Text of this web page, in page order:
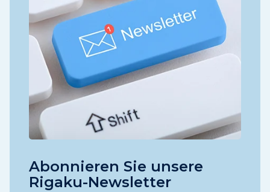
Abonnieren Sie unsere
Rigaku-Newsletter